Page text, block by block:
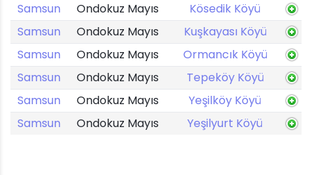
Samsun
Ondokuz Mayıs
Kösedik Köyü
Samsun
Ondokuz Mayıs
Kuşkayası Köyü
Samsun
Ondokuz Mayıs
Ormancık Köyü
Samsun
Ondokuz Mayıs
Tepeköy Köyü
Samsun
Ondokuz Mayıs
Yeşilköy Köyü
Samsun
Ondokuz Mayıs Yeşilyurt Köyü